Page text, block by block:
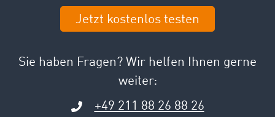
Jetzt kostenlos testen
Sie haben Fragen? Wir helfen Ihnen gerne
weiter:
+49 211 88 26 88 26